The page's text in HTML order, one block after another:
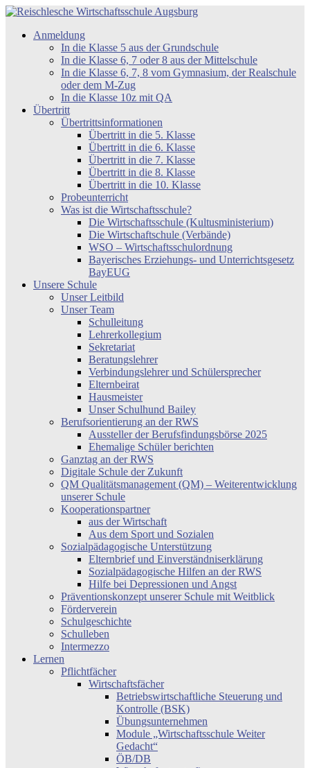
Zum
springen
Reischlesche
Wirtschaftsschule
Anmeldung
In die Klasse 5 aus der Grundschule
In die Klasse 6, 7 oder 8 aus der Mittelschule
In die Klasse 6, 7, 8 vom Gymnasium, der Realschule
oder dem M-Zug
In die Klasse 10z mit QA
Übertritt
Übertrittsinformationen
Übertritt in die 5. Klasse
Übertritt in die 6. Klasse
Übertritt in die 7. Klasse
Übertritt in die 8. Klasse
Übertritt in die 10. Klasse
Probeunterricht
Was ist die Wirtschaftsschule?
Die Wirtschaftsschule (Kultusministerium)
Die Wirtschaftschule (Verbände)
WSO – Wirtschaftsschulordnung
Bayerisches Erziehungs- und Unterrichtsgesetz
BayEUG
Unsere Schule
Unser Leitbild
Unser Team
Schulleitung
Lehrerkollegium
Sekretariat
Beratungslehrer
Verbindungslehrer und Schülersprecher
Elternbeirat
Hausmeister
Unser Schulhund Bailey
Berufsorientierung an der RWS
Aussteller der Berufsfindungsbörse 2025
Ehemalige Schüler berichten
Ganztag an der RWS
Digitale Schule der Zukunft
QM Qualitätsmanagement (QM) – Weiterentwicklung
unserer Schule
Kooperationspartner
aus der Wirtschaft
Aus dem Sport und Sozialen
Sozialpädagogische Unterstützung
Elternbrief und Einverständniserklärung
Sozialpädagogische Hilfen an der RWS
Hilfe bei Depressionen und Angst
Präventionskonzept unserer Schule mit Weitblick
Förderverein
Schulgeschichte
Schulleben
Intermezzo
Lernen
Pflichtfächer
Wirtschaftsfächer
Betriebswirtschaftliche Steuerung und
Kontrolle (BSK)
Übungsunternehmen
Module „Wirtschaftsschule Weiter
Gedacht“
ÖB/DB